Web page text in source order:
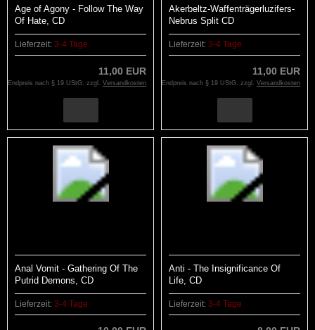
Age of Agony - Follow The Way
Of Hate, CD
Lieferzeit: 3-4 Tage
11,00 EUR
Endpreis nach § 19 UStG. zzgl. Versandkosten
Akerbeltz-Waffenträgerluzifers-
Nebrus Split CD
Lieferzeit: 3-4 Tage
11,00 EUR
Endpreis nach § 19 UStG. zzgl. Versandkosten
Anal Vomit - Gathering Of The
Putrid Demons, CD
Lieferzeit: 3-4 Tage
Anti - The Insignificance Of
Life, CD
Lieferzeit: 3-4 Tage